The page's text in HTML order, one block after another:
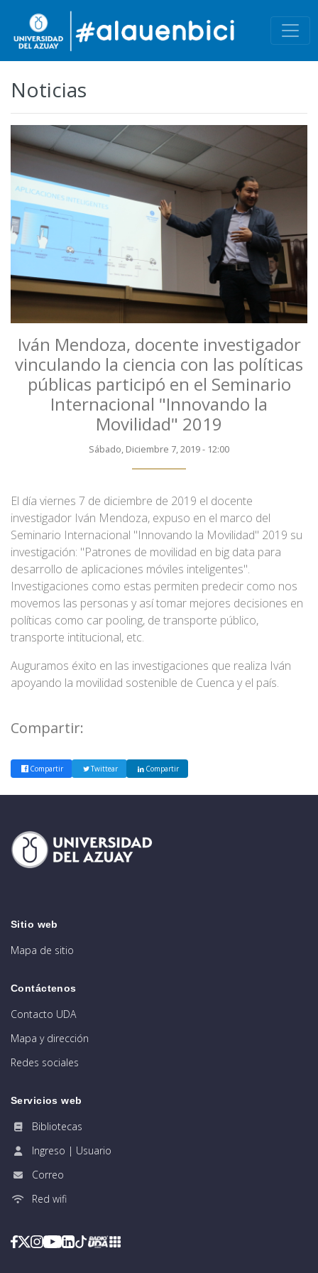
Noticias
Iván Mendoza, docente investigador
vinculando la ciencia con las políticas
públicas participó en el Seminario
Internacional "Innovando la
Movilidad" 2019
Sábado, Diciembre 7, 2019 - 12:00
El día viernes 7 de diciembre de 2019 el docente
investigador Iván Mendoza, expuso en el marco del
Seminario Internacional "Innovando la Movilidad" 2019 su
investigación: "Patrones de movilidad en big data para
desarrollo de aplicaciones móviles inteligentes".
Investigaciones como estas permiten predecir como nos
movemos las personas y así tomar mejores decisiones en
políticas como car pooling, de transporte público,
transporte intitucional, etc.
Auguramos éxito en las investigaciones que realiza Iván
apoyando la movilidad sostenible de Cuenca y el país.
Compartir:
Compartir Twittear Compartir
Sitio web
Mapa de sitio
Contáctenos
Contacto UDA
Mapa y dirección
Redes sociales
Servicios web
Bibliotecas
Ingreso | Usuario
Correo
Red wifi